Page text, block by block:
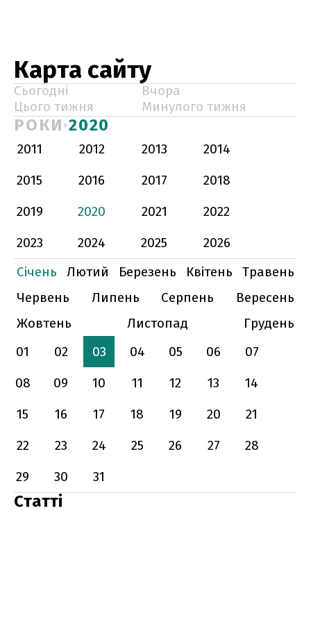
Карта сайту
Сьогодні
Вчора
Цього тижня
Минулого тижня
РОКИ 2020
2011 2012 2013
2014
2015
2016 2017
2018
2019
2020 2021
2022
2023
2024 2025
2026
Січень
Лютий Березень Квітень
Травень
Червень
Липень Серпень
Вересень
Жовтень
Листопад
Грудень
01
02 03 04 05 06
07
08
09 10 11 12 13
14
15
16 17 18 19 20
21
22
23 24 25 26 27
28
29
30 31
Статті